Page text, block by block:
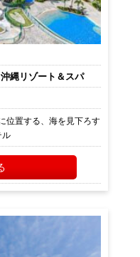
縄リゾート＆スパ
位置する、海を見下ろす
ル